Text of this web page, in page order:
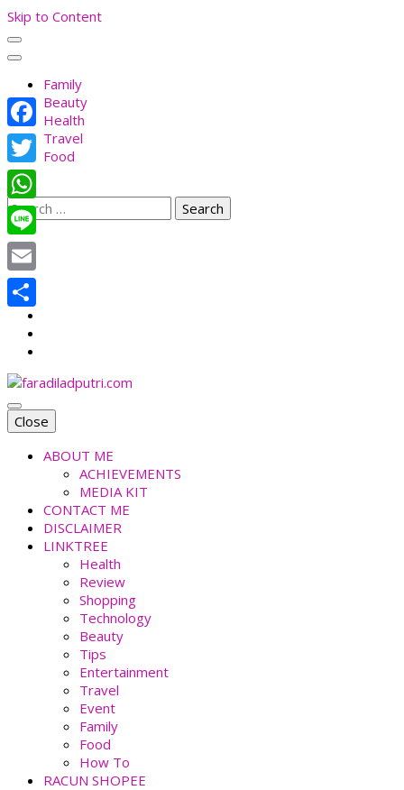
Skip to Content
Family
Beauty
Health
Travel
Food
Search
for:
faradiladputri.com
Indonesian Millennial Mom and Lifestyle Blogger
Close
ABOUT ME
ACHIEVEMENTS
MEDIA KIT
CONTACT ME
DISCLAIMER
LINKTREE
Health
Review
Shopping
Technology
Beauty
Tips
Entertainment
Travel
Event
Family
Food
How To
RACUN SHOPEE
Facebook
Twitter
WhatsApp
Line
Email
Share